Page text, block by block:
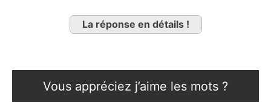
La réponse en détails !
Vous appréciez j’aime les mots ?